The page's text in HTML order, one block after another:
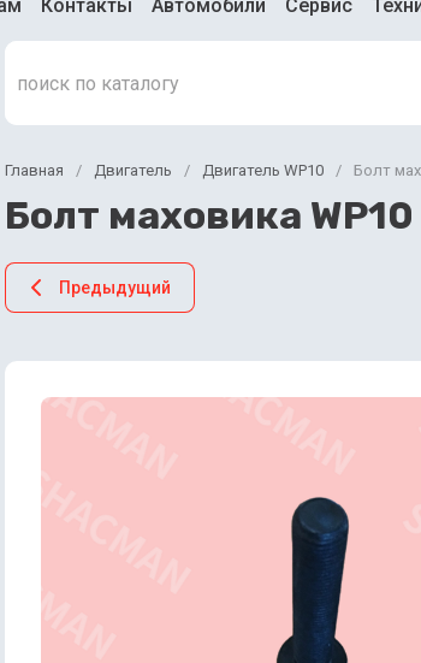
Контакты Автомобили Сервис
Главная / Двигатель / Двигатель WP10 / Болт
Болт маховика WP10
Предыдущий